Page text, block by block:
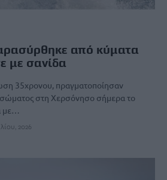
από κύματα
με σανίδα
35χρονου, πραγματοποίησαν
σώματος στη Χερσόνησο σήμερα το
με…
2026